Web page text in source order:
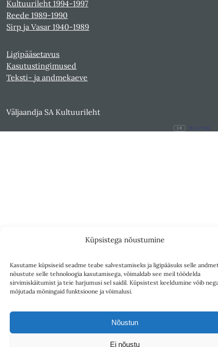
Küpsistega nõustumine
Kasutame küpsiseid seadme teabe salvestamiseks ja ligipääsuks selle
nõustute selle tehnoloogia kasutamisega, võimaldab see meil töödelda
sirvimiskäitumist ja teie harjumusi sel saidil. Küpsistest keeldumine võib
mõjutada mõningaid funktsioone ja võimalusi.
Nõustun
Ei nõustu
Kultuurileht 1994-1997
Reede 1989-1990
Sirp ja Vasar 1940-1989
Ligipääsetavus
Kasutustingimused
Teksti- ja andmekaeve
Väljaandja SA Kultuurileht
1K DIGITAL